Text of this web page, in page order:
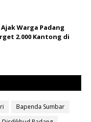
Warga Padang
2.000 Kantong di
Bapenda Sumbar